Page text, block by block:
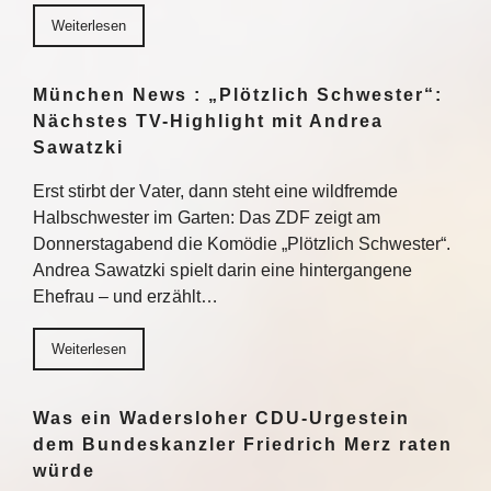
Weiterlesen
München News : „Plötzlich Schwester“:
Nächstes TV-Highlight mit Andrea
Sawatzki
Erst stirbt der Vater, dann steht eine wildfremde
Halbschwester im Garten: Das ZDF zeigt am
Donnerstagabend die Komödie „Plötzlich Schwester“.
Andrea Sawatzki spielt darin eine hintergangene
Ehefrau – und erzählt…
Weiterlesen
Was ein Wadersloher CDU-Urgestein
dem Bundeskanzler Friedrich Merz raten
würde